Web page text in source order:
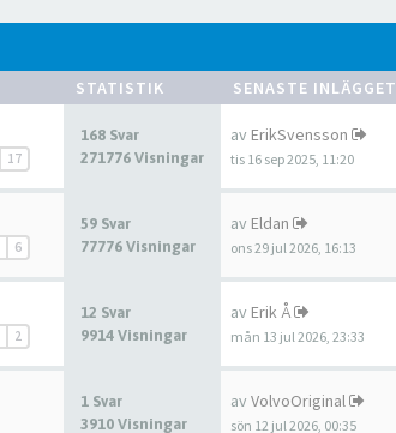
STATISTIK SENASTE INLÄGGET
17
168 Svar
271776 Visningar
av ErikSvensson
tis 16 sep 2025, 11:20
6
59 Svar
77776 Visningar
av Eldan
ons 29 jul 2026, 16:13
2
12 Svar
9914 Visningar
av Erik Å
mån 13 jul 2026, 23:33
1 Svar
3910 Visningar
av VolvoOriginal
sön 12 jul 2026, 00:35